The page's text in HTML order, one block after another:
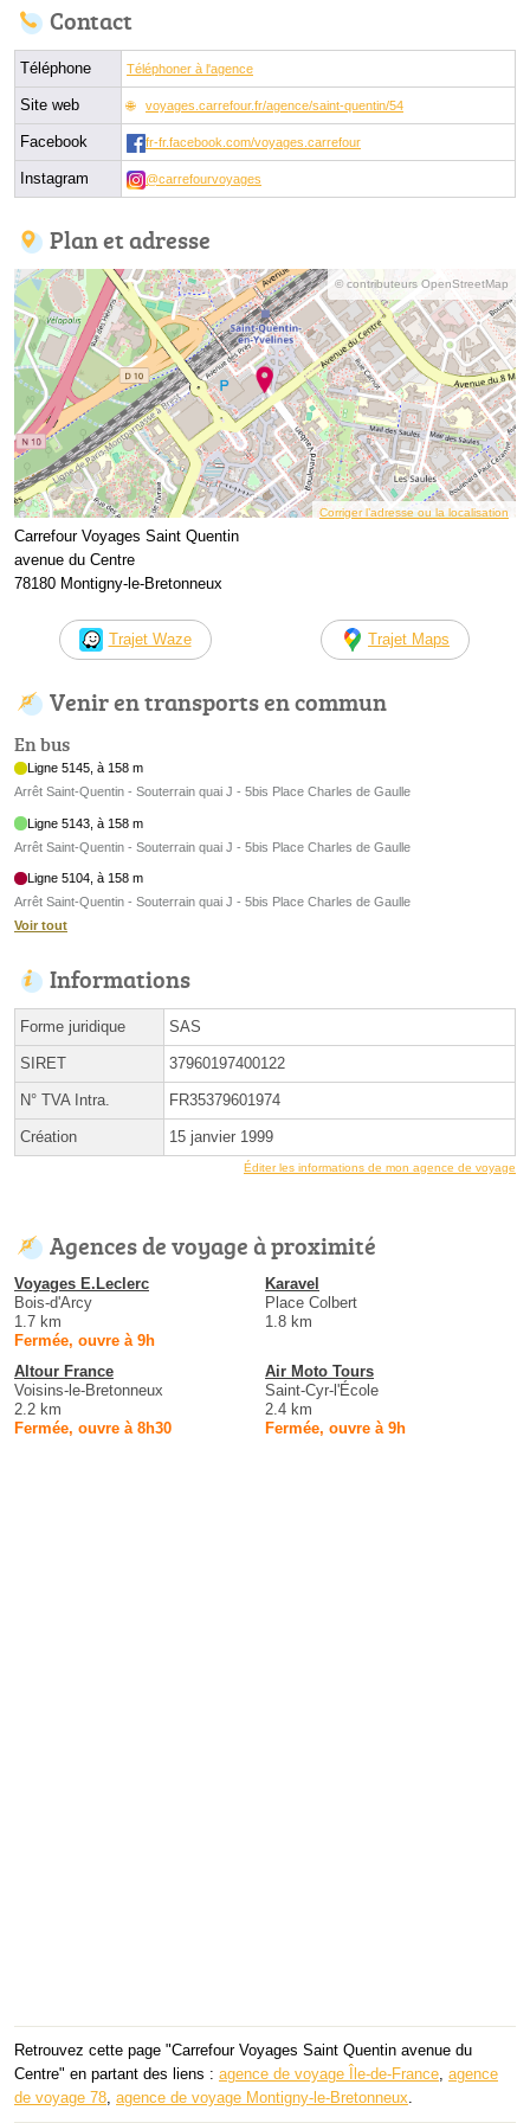
Contact
Téléphone Téléphoner à l'agence
Site web voyages.carrefour.fr/agence/saint-quentin/54
Facebook fr-fr.facebook.com/voyages.carrefour
Instagram @carrefourvoyages
Plan et adresse
© contributeurs OpenStreetMap
Corriger l’adresse ou la localisation
Carrefour Voyages Saint Quentin
avenue du Centre
78180 Montigny-le-Bretonneux
Trajet Waze Trajet Maps
Venir en transports en commun
En bus
Ligne 5145, à 158 m
Arrêt Saint-Quentin - Souterrain quai J - 5bis Place Charles de Gaulle
Ligne 5143, à 158 m
Arrêt Saint-Quentin - Souterrain quai J - 5bis Place Charles de Gaulle
Ligne 5104, à 158 m
Arrêt Saint-Quentin - Souterrain quai J - 5bis Place Charles de Gaulle
Voir tout
Informations
Forme juridique SAS
SIRET 37960197400122
N° TVA Intra. FR35379601974
Création 15 janvier 1999
Éditer les informations de mon agence de voyage
Agences de voyage à proximité
Voyages E.Leclerc
Bois-d'Arcy
1.7 km
Fermée, ouvre à 9h
Karavel
Place Colbert
1.8 km
Altour France
Voisins-le-Bretonneux
2.2 km
Fermée, ouvre à 8h30
Air Moto Tours
Saint-Cyr-l'École
2.4 km
Fermée, ouvre à 9h
Retrouvez cette page "Carrefour Voyages Saint Quentin avenue du
Centre" en partant des liens : agence de voyage Île-de-France, agence
de voyage 78, agence de voyage Montigny-le-Bretonneux.